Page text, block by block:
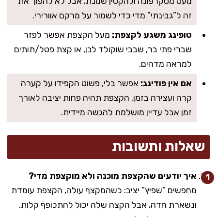
זה ל”גבינתי” מדי כדי לשמור על מרקם אוורירי.
טופינג משגע לקצפת: מעל הקצפת אפשר לפזר
שברי פתי בר, שבבי שוקולד לבן, או קצת פטל/תותים
למראה מדהים.
אם אין פודינג: אפשר בלי, פשוט הקפידו על קערה
קרה ועצירה בזמן. הקצפת תהיה פחות יציבה לאורך
זמן אבל עדיין מושלמת להגשה מיידית.
שאלות ותשובות
איך יודעים שהקצפת מוכנה ולא מוקצפת מדי?
מחפשים “שפיץ” יציב: כשהמקצף עולה, הקצפת עומדת
ונשארת חדה, אבל הקצה שלה יכול להתכופף קלות.